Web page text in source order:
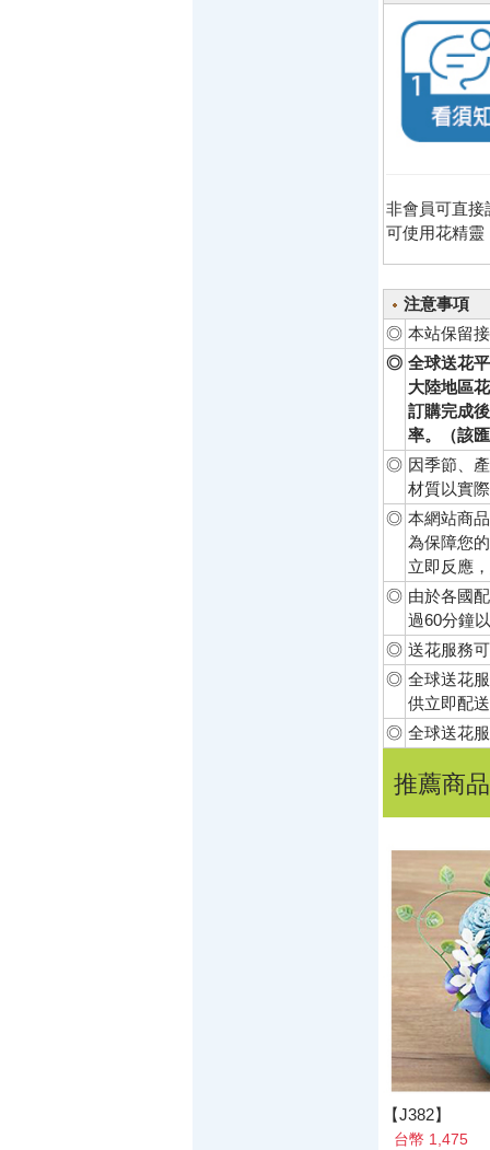
非會員可直接
可使用花精
注意事項
◎ 本站保留
◎ 全球送花
大陸地區
訂購完成
率。（該
◎ 因季節、
材質以實
◎ 本網站商
為保障您
立即反應
◎ 由於各國
過60分鐘
◎ 送花服務
◎ 全球送花
供立即配
◎ 全球送花
推薦商品
【J382】
台幣 1,475